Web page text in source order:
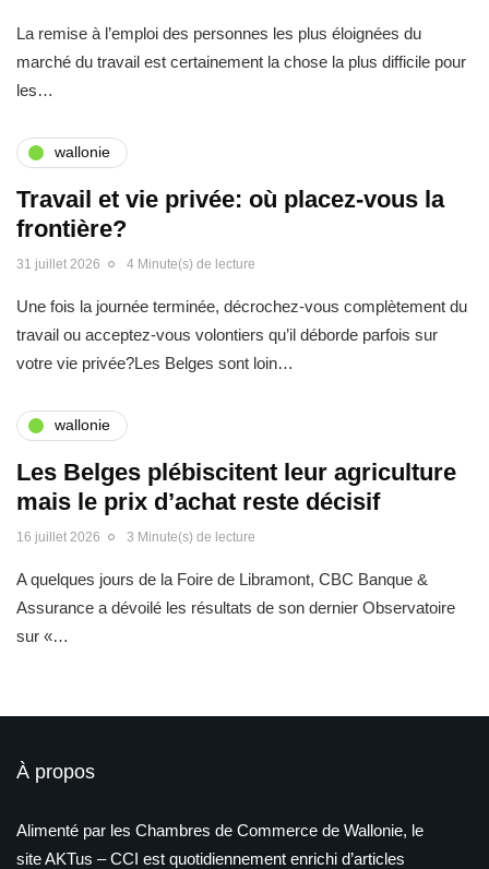
La remise à l’emploi des personnes les plus éloignées du
marché du travail est certainement la chose la plus difficile pour
les…
wallonie
Travail et vie privée: où placez-vous la
frontière?
31 juillet 2026 4 Minute(s) de lecture
Une fois la journée terminée, décrochez-vous complètement du
travail ou acceptez-vous volontiers qu’il déborde parfois sur
votre vie privée?Les Belges sont loin…
wallonie
Les Belges plébiscitent leur agriculture
mais le prix d’achat reste décisif
16 juillet 2026 3 Minute(s) de lecture
A quelques jours de la Foire de Libramont, CBC Banque &
Assurance a dévoilé les résultats de son dernier Observatoire
sur «…
À propos
Alimenté par les Chambres de Commerce de Wallonie, le
site AKTus – CCI est quotidiennement enrichi d’articles